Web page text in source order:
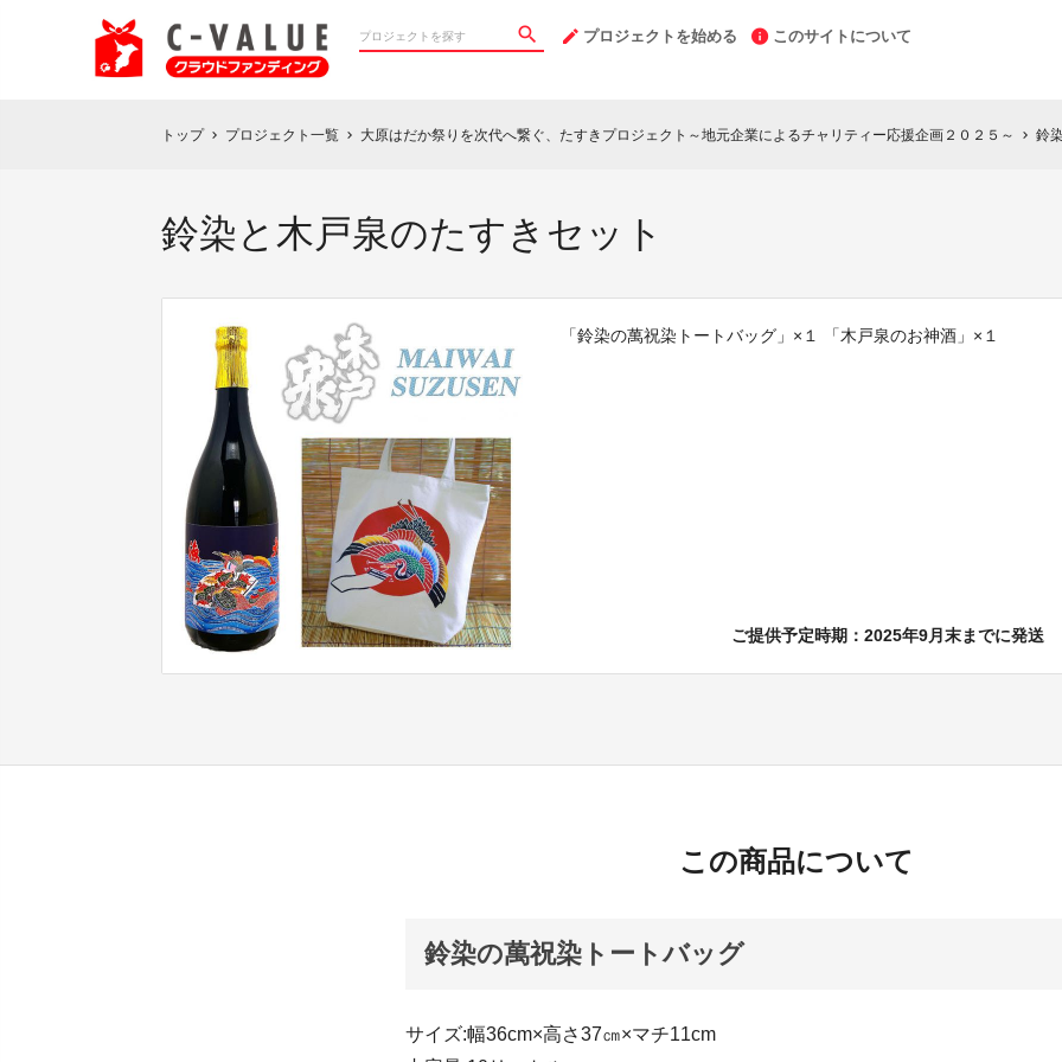
プロジェクトを始める このサイトについて
トップ chevron_right プロジェクト一覧 chevron_right 大原はだか祭りを次代へ繋ぐ、たすきプロジェクト～地元企業によるチャリティー応援企画２０２５～ chevron_right 鈴
鈴染と木戸泉のたすきセット
「鈴染の萬祝染トートバッグ」×１ 「木戸泉のお神酒」×１
ご提供予定時期：2025年9月末までに発送
この商品について
鈴染の萬祝染トートバッグ
サイズ:幅36cm×高さ37㎝×マチ11cm